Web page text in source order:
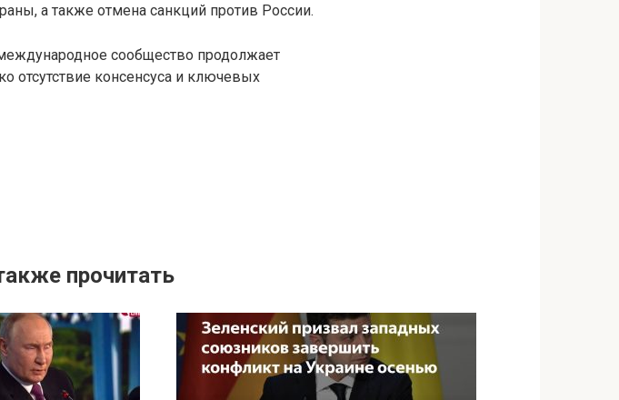
а также отмена санкций против России.
сообщество продолжает
отсутствие консенсуса и ключевых
прочитать